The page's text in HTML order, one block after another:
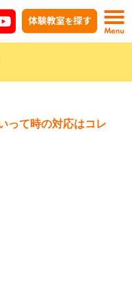
って時の対応はコレ